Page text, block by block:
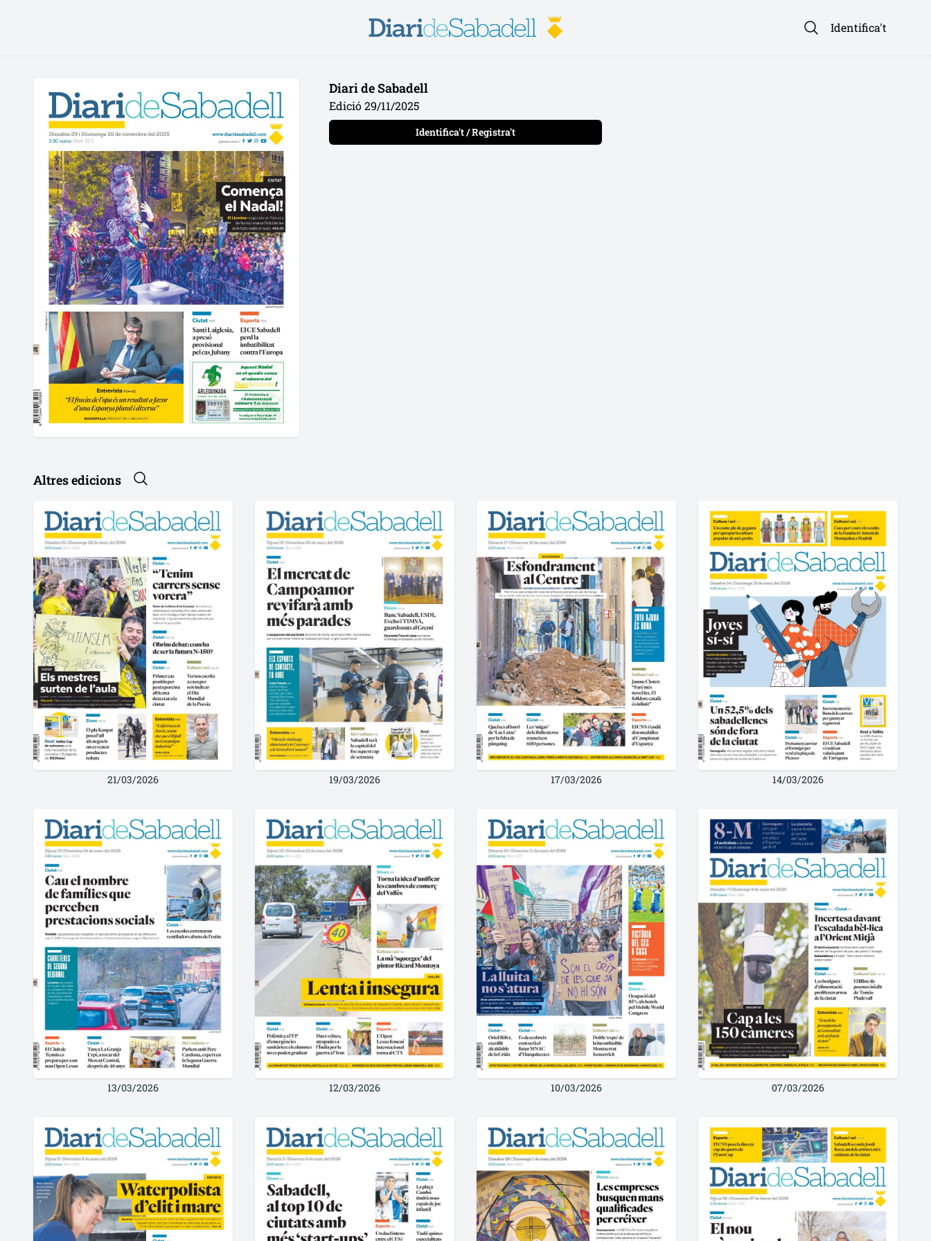
Identifica't
Diari de Sabadell
Edició 29/11/2025
Identifica't / Registra't
Altres edicions
21/03/2026 19/03/2026 17/03/2026 14/03/2026
13/03/2026 12/03/2026 10/03/2026 07/03/2026